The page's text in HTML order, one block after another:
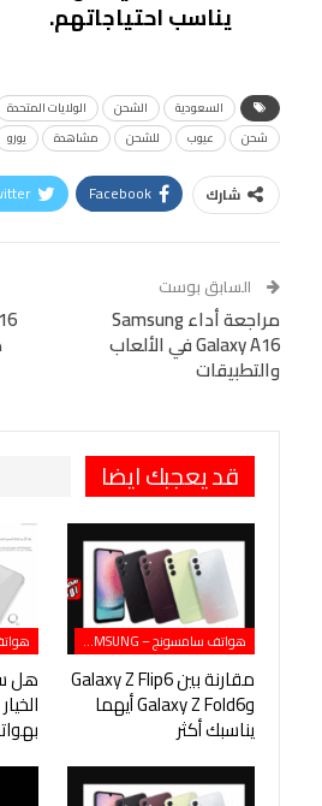
يناسب احتياجاتهم.
السعودية الشحن الولايات المتحدة
شحن
عيوب للشحن مشاهدة يورو
شارك Facebook
Tumblr
البريد الإلكتروني
StumbleUpon
Digg
LINE
السابق بوست
مراجعة أداء Samsung
Galaxy A16 في الألعاب
والتطبيقات
قد يعجبك ايضا
هواتف سامسونج – SAMSUNG
مقارنة بين Galaxy Z Flip6
وGalaxy Z Fold6 أيهما
يناسبك أكثر